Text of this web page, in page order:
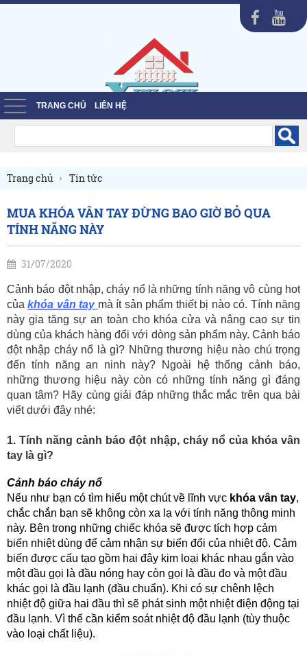
TRANG CHỦ LIÊN HỆ
Trang chủ Tin tức
MUA KHÓA VÂN TAY ĐỪNG BAO GIỜ BỎ QUA
TÍNH NĂNG NÀY
31/07/2020
Cảnh báo đột nhập, cháy nổ là những tính năng vô cùng hot
của khóa vân tay mà ít sản phẩm thiết bị nào có. Tính năng
này gia tăng sự an toàn cho khóa cửa và nâng cao sự tin
dùng của khách hàng đối với dòng sản phẩm này. Cảnh báo
đột nhập cháy nổ là gì? Những thương hiệu nào chú trọng
đến tính năng an ninh này? Ngoài hệ thống cảnh báo,
những thương hiệu này còn có những tính năng gì đáng
quan tâm? Hãy cùng giải đáp những thắc mắc trên qua bài
viết dưới đây nhé:
1. Tính năng cảnh báo đột nhập, cháy nổ của khóa vân
tay là gì?
Cảnh báo cháy nổ
Nếu như bạn có tìm hiểu một chút về lĩnh vực khóa vân tay,
chắc chắn bạn sẽ không còn xa lạ với tính năng thông minh
này. Bên trong những chiếc khóa sẽ được tích hợp cảm
biến nhiệt dùng để cảm nhận sự biến đổi của nhiệt độ. Cảm
biến được cấu tạo gồm hai đây kim loại khác nhau gắn vào
một đầu gọi là đầu nóng hay còn gọi là đầu đo và một đầu
khác gọi là đầu lạnh (đầu chuẩn). Khi có sự chênh lệch
nhiệt độ giữa hai đầu thì sẽ phát sinh một nhiệt điện động tại
đầu lạnh. Vì thế cần kiểm soát nhiệt độ đầu lạnh (tùy thuộc
vào loại chất liệu).